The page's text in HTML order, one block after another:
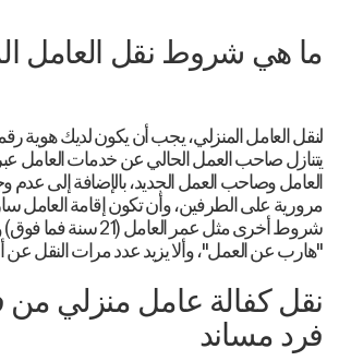
ما هي شروط نقل العامل
لنقل العامل المنزلي، يجب أن يكون لديك هوية
يتنازل صاحب العمل الحالي عن خدمات العامل
العامل وصاحب العمل الجديد، بالإضافة إلى عدم
مرورية على الطرفين، وأن تكون إقامة العامل
شروط أخرى مثل عمر العامل
"هارب عن العمل"، وألا يزيد عدد مرات النقل عن
نقل كفالة عامل منزلي من
فرد مساند